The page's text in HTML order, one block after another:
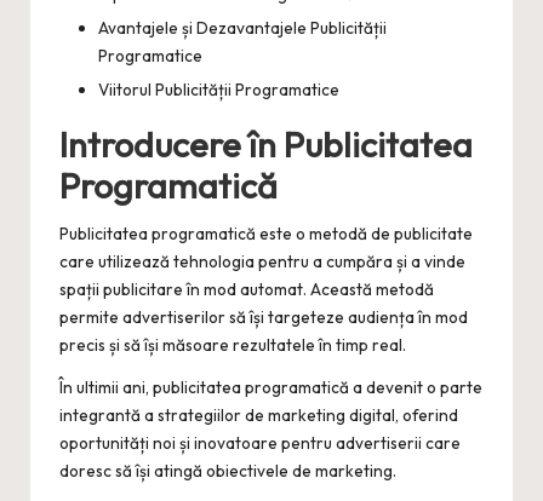
Avantajele și Dezavantajele Publicității
Programatice
Viitorul Publicității Programatice
Introducere în Publicitatea
Programatică
Publicitatea programatică este o metodă de publicitate
care utilizează tehnologia pentru a cumpăra și a vinde
spații publicitare în mod automat. Această metodă
permite advertiserilor să își targeteze audiența în mod
precis și să își măsoare rezultatele în timp real.
În ultimii ani, publicitatea programatică a devenit o parte
integrantă a strategiilor de marketing digital, oferind
oportunități noi și inovatoare pentru advertiserii care
doresc să își atingă obiectivele de marketing.